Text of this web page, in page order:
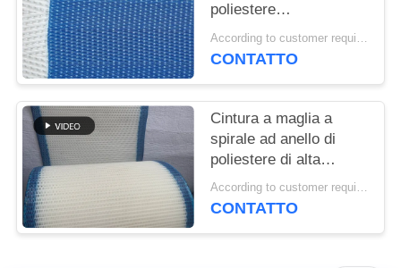
poliestere
polioxometilene
plastico congelato per
torre a maglia piatta
According to customer requirements MOQ:1 metro
CONTATTO
Cintura a maglia a
spirale ad anello di
poliestere di alta
qualità, cintura a
maglia a filtro 100% di
According to customer requirements MOQ:1 metro
CONTATTO